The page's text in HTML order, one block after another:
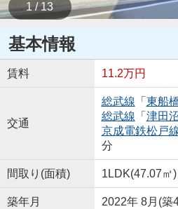
1 / 13
基本情報
賃料 11.2万円
交通
総武線 「 東船
総武線 「 津田
京成電鉄松戸
分
間取り(面積) 1LDK(47.07㎡)
築年月 2022年 8月(築